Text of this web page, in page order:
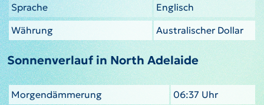
Sprache
Englisch
Währung
Australischer Dollar
Sonnenverlauf in North Adelaide
Morgendämmerung
06:37 Uhr